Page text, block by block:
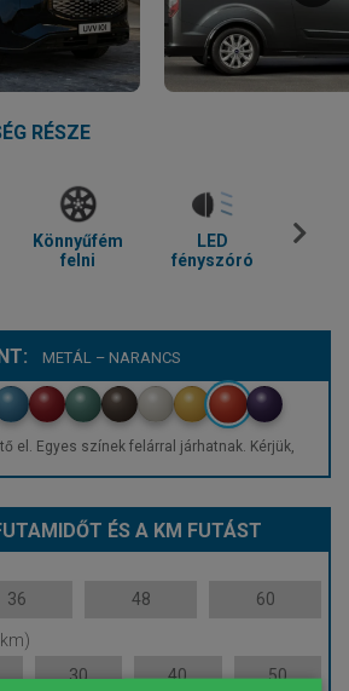
RÉSZE
Könnyűfém
felni
LED
fényszóró
METÁL – NARANCS
el. Egyes színek felárral járhatnak. Kérjük,
ÉS A KM FUTÁST
36 48 60
30 40 50